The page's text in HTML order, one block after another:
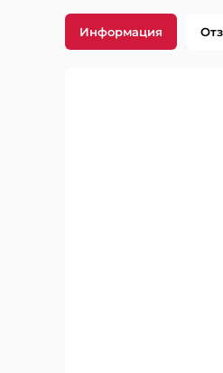
Информация